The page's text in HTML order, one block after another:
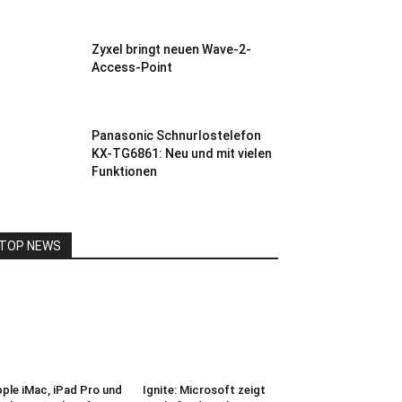
Zyxel bringt neuen Wave-2-
Access-Point
Panasonic Schnurlostelefon
KX-TG6861: Neu und mit vielen
Funktionen
NEWS
iMac, iPad Pro und
Ignite: Microsoft zeigt